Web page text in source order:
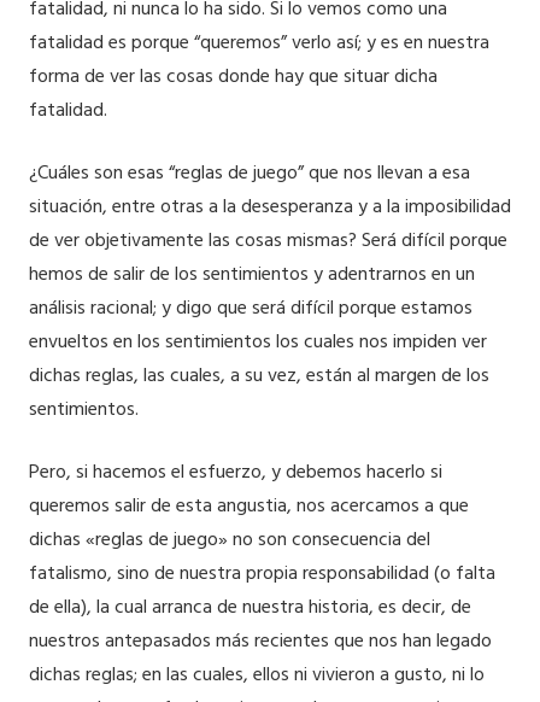
fatalidad, ni nunca lo ha sido. Si lo vemos como una
fatalidad es porque “queremos” verlo así; y es en nuestra
forma de ver las cosas donde hay que situar dicha
fatalidad.
¿Cuáles son esas “reglas de juego” que nos llevan a esa
situación, entre otras a la desesperanza y a la imposibilidad
de ver objetivamente las cosas mismas? Será difícil porque
hemos de salir de los sentimientos y adentrarnos en un
análisis racional; y digo que será difícil porque estamos
envueltos en los sentimientos los cuales nos impiden ver
dichas reglas, las cuales, a su vez, están al margen de los
sentimientos.
Pero, si hacemos el esfuerzo, y debemos hacerlo si
queremos salir de esta angustia, nos acercamos a que
dichas «reglas de juego» no son consecuencia del
fatalismo, sino de nuestra propia responsabilidad (o falta
de ella), la cual arranca de nuestra historia, es decir, de
nuestros antepasados más recientes que nos han legado
dichas reglas; en las cuales, ellos ni vivieron a gusto, ni lo